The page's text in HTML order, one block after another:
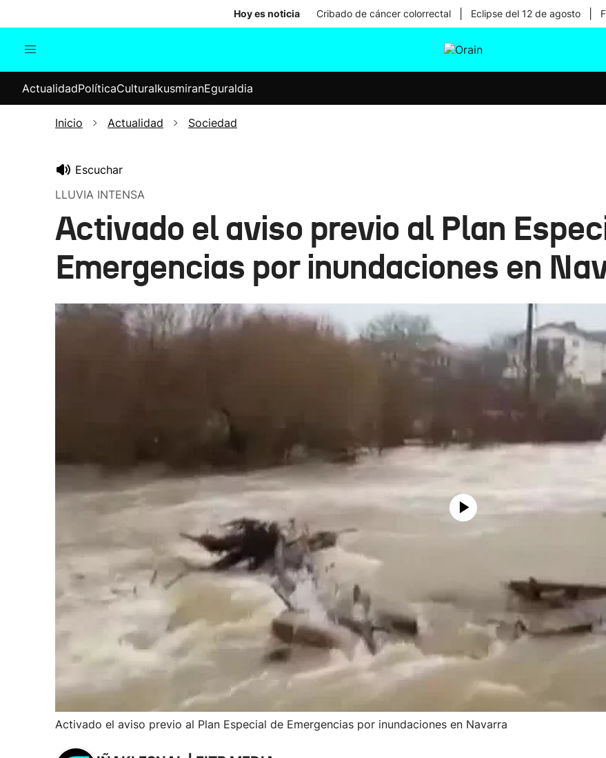
Hoy es noticia Cribado de cáncer colorrectal Eclipse del 12 de agosto
Internacional
Elecciones
ActualidadPolíticaCulturaIkusmiranEguraldia
Inicio Actualidad Sociedad
Escuchar
LLUVIA INTENSA
Activado el aviso previo al Plan
Emergencias por inundaciones en
Activado el aviso previo al Plan Especial de Emergencias por inundaciones en Navarra